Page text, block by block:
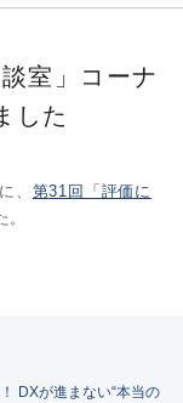
室」コーナ
した
、 第31回「評価に
DXが進まない“本当の